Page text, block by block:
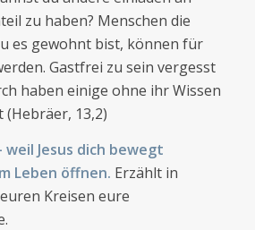
zu haben? Menschen die
es gewohnt bist, können für
Gastfrei zu sein vergesst
haben einige ohne ihr Wissen
13,2)
Jesus dich bewegt
Leben öffnen. Erzählt in
Kreisen eure